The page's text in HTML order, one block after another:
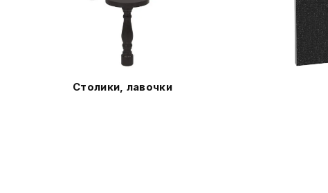
Столики, лавочки